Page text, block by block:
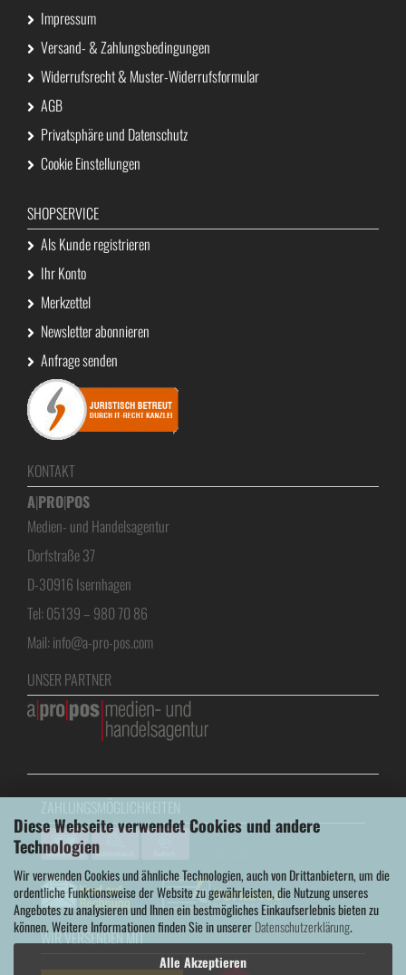
Diese Webseite verwendet Cookies und andere
Technologien
Wir verwenden Cookies und ähnliche Technologien, auch von Drittanbietern, um die
ordentliche Funktionsweise der Website zu gewährleisten, die Nutzung unseres
Angebotes zu analysieren und Ihnen ein bestmögliches Einkaufserlebnis bieten zu
können. Weitere Informationen finden Sie in unsererDatenschutzerklärung.
Alle Akzeptieren
Impressum
Versand- & Zahlungsbedingungen
Widerrufsrecht & Muster-Widerrufsformular
AGB
Privatsphäre und Datenschutz
Cookie Einstellungen
SHOPSERVICE
Als Kunde registrieren
Ihr Konto
Merkzettel
Newsletter abonnieren
Anfrage senden
KONTAKT
A|PRO|POS
Medien- und Handelsagentur
Dorfstraße 37
D-30916 Isernhagen
Tel: 05139 – 980 70 86
Mail: info@a-pro-pos.com
UNSER PARTNER
WIR VERSENDEN MIT